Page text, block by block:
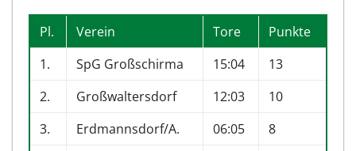
Pl. Verein Tore
Punkte
1.
SpG Großschirma 15:04
13
2.
Großwaltersdorf 12:03
10
3.
Erdmannsdorf/A. 06:05
8